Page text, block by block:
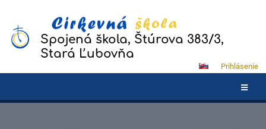
Spojená škola, Štúrova 383/3,
Stará Ľubovňa
Prihlásenie